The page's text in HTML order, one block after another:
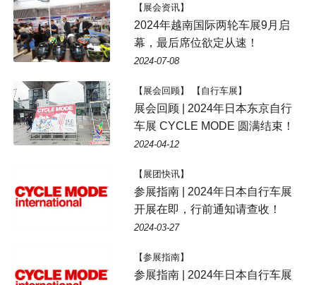
【展会资讯】
2024年越南国际两轮车展9月启
幕，最后席位欲定从速！
2024-07-08
【展会回顾】 【自行车展】
展会回顾 | 2024年日本东京自行
车展 CYCLE MODE 圆满结束！
2024-04-12
【展团快讯】
参展指南 | 2024年日本自行车展
开展在即，行前通知请查收！
2024-03-27
【参展指南】
参展指南 | 2024年日本自行车展